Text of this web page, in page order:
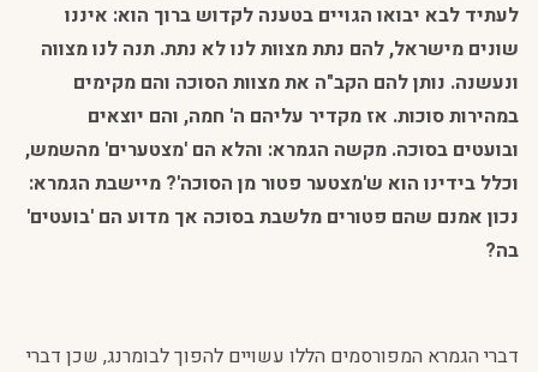
לעתיד לבא יבואו הגויים בטענה לקדוש ברוך הוא: איננו
שונים מישראל, להם נתת מצוות לנו לא נתת. תנה לנו מצווה
ונעשנה. נותן להם הקב"ה את מצוות הסוכה והם מקימים
במהירות סוכות. אז מקדיר עליהם ה' חמה, והם יוצאים
ובועטים בסוכה. מקשה הגמרא: והלא הם 'מצטערים' מהשמש,
וכלל בידינו הוא ש'מצטער פטור מן הסוכה'? מיישבת הגמרא:
נכון אמנם שהם פטורים מלשבת בסוכה אך מדוע הם 'בועטים'
בה?
דברי הגמרא המפורסמים הללו עשויים להפוך לבומרנג, שכן דברי